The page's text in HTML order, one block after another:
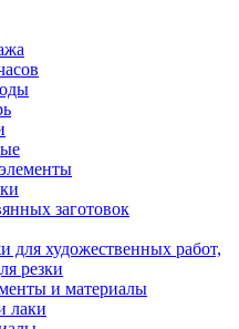
заготовок
художественных работ,
резки
и материалы
лаки